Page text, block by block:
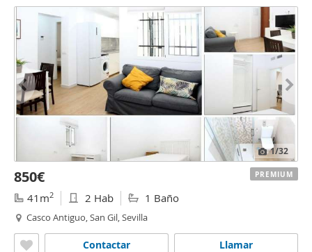
1/32
850€
41m2 2 Hab 1 Baño
Casco Antiguo, San Gil, Sevilla
Llamar
Contactar
PREMIUM